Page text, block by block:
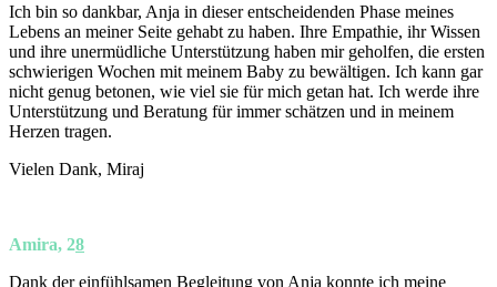
Ich bin so dankbar, Anja in dieser entscheidenden Phase meines
Lebens an meiner Seite gehabt zu haben. Ihre Empathie, ihr Wissen
und ihre unermüdliche Unterstützung haben mir geholfen, die ersten
schwierigen Wochen mit meinem Baby zu bewältigen. Ich kann gar
nicht genug betonen, wie viel sie für mich getan hat. Ich werde ihre
Unterstützung und Beratung für immer schätzen und in meinem
Herzen tragen.
Vielen Dank, Miraj
Amira, 28
Dank der einfühlsamen Begleitung von Anja konnte ich meine